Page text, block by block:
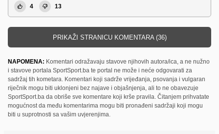
4 13
PRIKAŽI STRANICU KOMENTARA (36)
NAPOMENA: Komentari odražavaju stavove njihovih autora/ica, a ne nužno
i stavove portala SportSport.ba te portal ne može i neće odgovarati za
sadržaj tih kometara. Komentari koji sadrže vrijeđanja, psovanja i vulgaran
riječnik mogu biti uklonjeni bez najave i objašnjenja, ali to ne obavezuje
SportSport.ba da obriše sve komentare koji krše pravila. Čitanjem prihvatate
mogućnost da među komentarima mogu biti pronađeni sadržaji koji mogu
biti u suprotnosti sa vašim uvjerenjima.